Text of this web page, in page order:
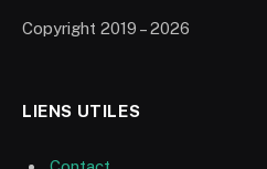
Copyright 2019 – 2026
LIENS UTILES